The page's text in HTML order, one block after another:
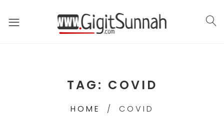
TAG: COVID
HOME COVID